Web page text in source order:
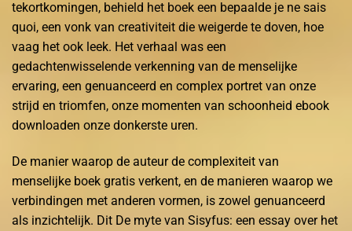
tekortkomingen, behield het boek een bepaalde je ne sais
quoi, een vonk van creativiteit die weigerde te doven, hoe
vaag het ook leek. Het verhaal was een
gedachtenwisselende verkenning van de menselijke
ervaring, een genuanceerd en complex portret van onze
strijd en triomfen, onze momenten van schoonheid ebook
downloaden onze donkerste uren.
De manier waarop de auteur de complexiteit van
menselijke boek gratis verkent, en de manieren waarop we
verbindingen met anderen vormen, is zowel genuanceerd
als inzichtelijk. Dit De myte van Sisyfus: een essay over het